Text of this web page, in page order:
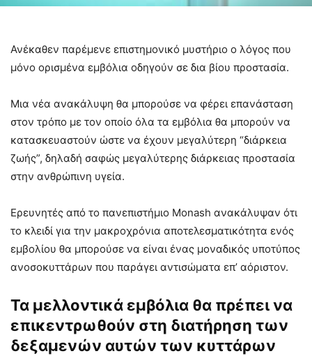
Ανέκαθεν παρέμενε επιστημονικό μυστήριο ο λόγος που
μόνο ορισμένα εμβόλια οδηγούν σε δια βίου προστασία.
Μια νέα ανακάλυψη θα μπορούσε να φέρει επανάσταση
στον τρόπο με τον οποίο όλα τα εμβόλια θα μπορούν να
κατασκευαστούν ώστε να έχουν μεγαλύτερη “διάρκεια
ζωής”, δηλαδή σαφώς μεγαλύτερης διάρκειας προστασία
στην ανθρώπινη υγεία.
Ερευνητές από το πανεπιστήμιο Monash ανακάλυψαν ότι
το κλειδί για την μακροχρόνια αποτελεσματικότητα ενός
εμβολίου θα μπορούσε να είναι ένας μοναδικός υποτύπος
ανοσοκυττάρων που παράγει αντισώματα επ’ αόριστον.
Τα μελλοντικά εμβόλια θα πρέπει να
επικεντρωθούν στη διατήρηση των
δεξαμενών αυτών των κυττάρων